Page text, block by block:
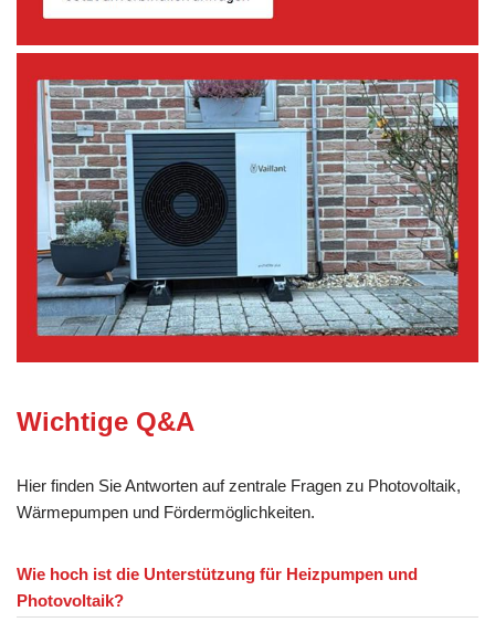
Wichtige Q&A
Hier finden Sie Antworten auf zentrale Fragen zu Photovoltaik,
Wärmepumpen und Fördermöglichkeiten.
Wie hoch ist die Unterstützung für Heizpumpen und
Photovoltaik?